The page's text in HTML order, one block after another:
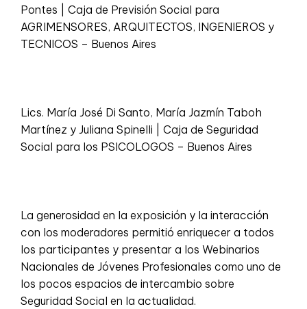
Pontes | Caja de Previsión Social para
AGRIMENSORES, ARQUITECTOS, INGENIEROS y
TECNICOS – Buenos Aires
Lics. María José Di Santo, María Jazmín Taboh
Martínez y Juliana Spinelli | Caja de Seguridad
Social para los PSICOLOGOS – Buenos Aires
La generosidad en la exposición y la interacción
con los moderadores permitió enriquecer a todos
los participantes y presentar a los Webinarios
Nacionales de Jóvenes Profesionales como uno de
los pocos espacios de intercambio sobre
Seguridad Social en la actualidad.